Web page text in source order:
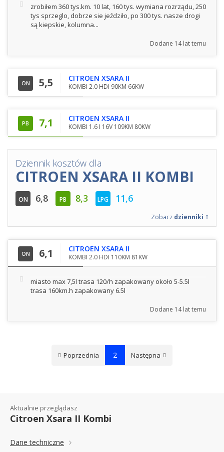
zrobiłem 360 tys.km. 10 lat, 160 tys. wymiana rozrządu, 250
tys sprzeglo, dobrze sie jeździło, po 300 tys. nasze drogi
są kiepskie, kolumna...
Dodane 14 lat temu
ON 5,5 CITROEN XSARA II
KOMBI 2.0 HDI 90KM 66KW
PB 7,1 CITROEN XSARA II
KOMBI 1.6 I 16V 109KM 80KW
Dziennik kosztów dla
CITROEN XSARA II KOMBI
ON 6,8 PB 8,3 LPG 11,6
Zobacz dzienniki
ON 6,1 CITROEN XSARA II
KOMBI 2.0 HDI 110KM 81KW
miasto max 7,5l trasa 120/h zapakowany około 5-5.5l
trasa 160km.h zapakowany 6.5l
Dodane 14 lat temu
Poprzednia 2 Następna
Aktualnie przeglądasz
Citroen Xsara II Kombi
Dane techniczne